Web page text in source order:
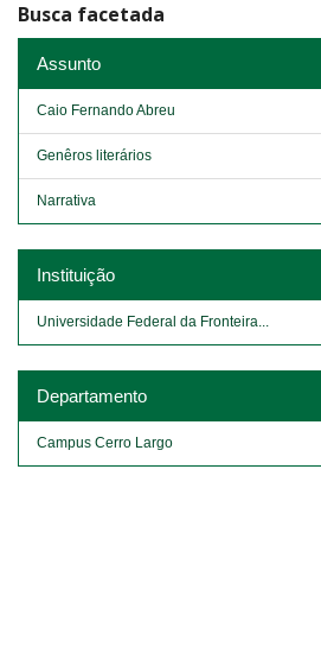
Busca facetada
Assunto
Caio Fernando Abreu
Genêros literários
Narrativa
Instituição
Universidade Federal da Fronteira...
Departamento
Campus Cerro Largo